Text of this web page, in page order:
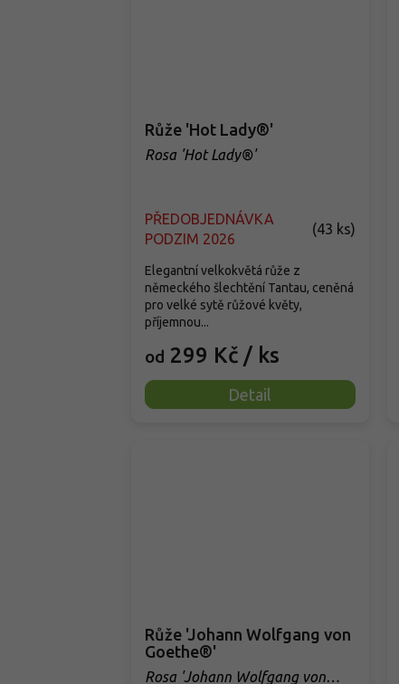
Růže 'Hot Lady®'
Rosa 'Hot Lady®'
PŘEDOBJEDNÁVKA
PODZIM 2026
(43 ks)
od 299 Kč / ks
Detail
Elegantní velkokvětá růže z
německého šlechtění Tantau, ceněná
pro velké sytě růžové květy,
příjemnou...
Růže 'Johann Wolfgang von
Goethe®'
Rosa 'Johann Wolfgang von